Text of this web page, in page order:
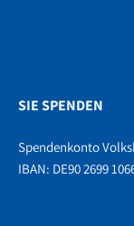
SIE SPENDEN
Spendenkonto
IBAN: DE90 2699